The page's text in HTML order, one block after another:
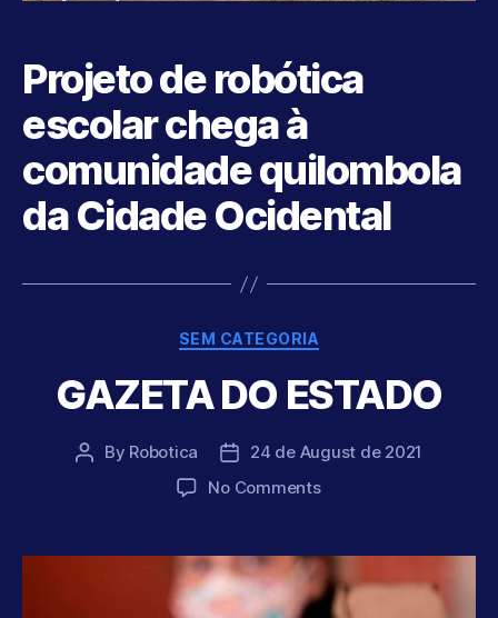
Projeto de robótica
escolar chega à
comunidade quilombola
da Cidade Ocidental
Categories
SEM CATEGORIA
GAZETA DO ESTADO
Post
By Robotica
Post
date
24 de August de 2021
No Commentson
ESTADO